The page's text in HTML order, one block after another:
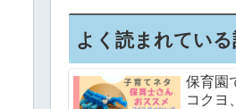
よく読まれている
保育園
コクヨ